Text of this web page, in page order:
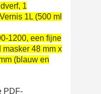
1
1L (500 ml
1200, een fijne
48 mm x
(blauw en
PDF-